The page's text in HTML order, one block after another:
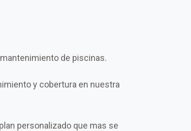
de piscinas.
y cobertura en nuestra
personalizado que mas se